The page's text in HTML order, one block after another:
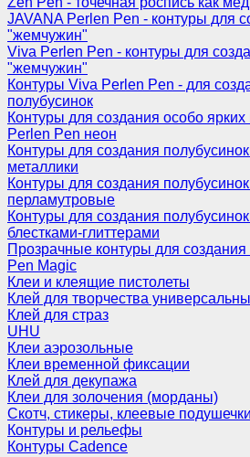
JAVANA Perlen Pen - контуры для
"жемчужин"
Viva Perlen Pen - контуры для
"жемчужин"
Контуры Viva Perlen Pen - для
полубусинок
Контуры для создания особо
Perlen Pen неон
Контуры для создания
металлики
Контуры для создания
перламутровые
Контуры для создания
блестками-глиттерами
Прозрачные контуры для
Pen Magic
Клеи и клеящие пистолеты
Клей для творчества
Клей для страз
UHU
Клеи аэрозольные
Клеи временной фиксации
Клей для декупажа
Клеи для золочения (морданы)
Скотч, стикеры, клеевые подушечки
Контуры и рельефы
Контуры Cadence